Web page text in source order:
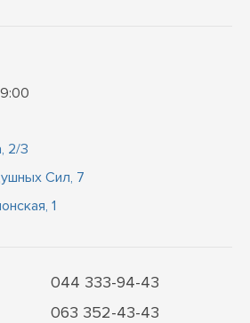
2/3
Сил, 7
1
044 333-94-43
063 352-43-43